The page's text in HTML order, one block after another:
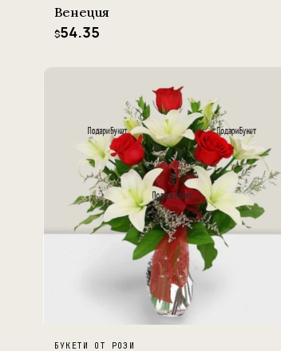
Венеция
$54.35
БУКЕТИ ОТ РОЗИ